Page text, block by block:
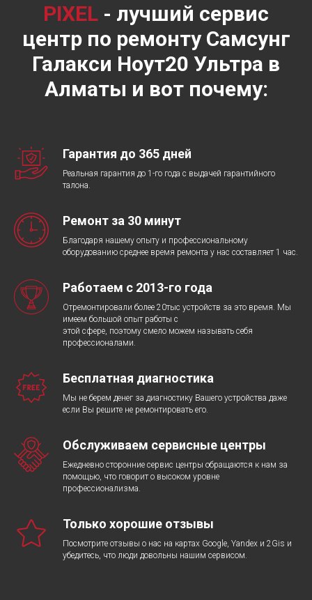
PIXEL - лучший сервис
центр по ремонту Самсунг
Галакси Ноут20 Ультра в
Алматы и вот почему:
Гарантия до 365 дней
Реальная гарантия до 1-го года с выдачей гарантийного
талона.
Ремонт за 30 минут
Благодаря нашему опыту и профессиональному
оборудованию среднее время ремонта у нас составляет 1 час.
Работаем с 2013-го года
Отремонтировали более 20тыс устройств за это время. Мы
имеем большой опыт работы с
этой сфере, поэтому смело можем называть себя
профессионалами.
Бесплатная диагностика
Мы не берем денег за диагностику Вашего устройства даже
если Вы решите не ремонтировать его.
Обслуживаем сервисные центры
Ежедневно сторонние сервис центры обращаются к нам за
помощью, что говорит о высоком уровне
профессионализма.
Только хорошие отзывы
Посмотрите отзывы о нас на картах Google, Yandex и 2Gis и
убедитесь, что люди довольны нашим сервисом.